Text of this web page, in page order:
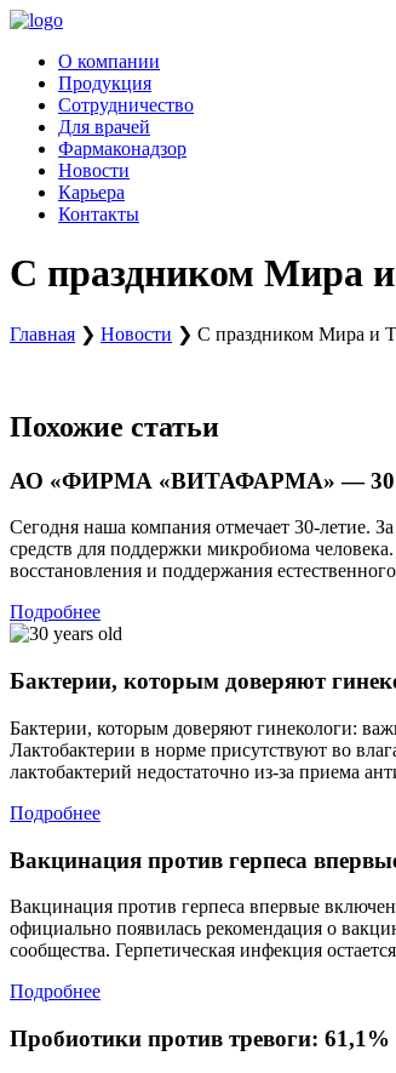
Перейти
содержимому
О компании
Продукция
Сотрудничество
Для врачей
Фармаконадзор
Новости
Карьера
Контакты
С праздником Мира
Главная ❯ Новости ❯ С праздником Мира и
Похожие статьи
АО «ФИРМА «ВИТАФАРМА» — 30 лет
Сегодня наша компания отмечает 30-летие.
средств для поддержки микробиома
восстановления и поддержания
Подробнее
Бактерии, которым доверяют
Бактерии, которым доверяют гинекологи:
Лактобактерии в норме присутствуют во
лактобактерий недостаточно из-за приема
Подробнее
Вакцинация против герпеса
Вакцинация против герпеса впервые
официально появилась рекомендация о
сообщества. Герпетическая инфекция
Подробнее
Пробиотики против тревоги: